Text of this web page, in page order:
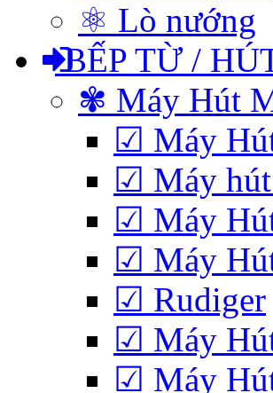
⚛ Lò nướng
BẾP TỪ /
✾ Máy Hút
☑ Máy
☑ Máy hút
☑ Máy
☑ Máy
☑ Rudiger
☑ Máy
☑ Máy